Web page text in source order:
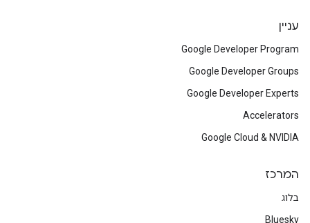
עניין
Google Developer Program
Google Developer Groups
Google Developer Experts
Accelerators
Google Cloud & NVIDIA
המרכז
בלוג
Bluesky